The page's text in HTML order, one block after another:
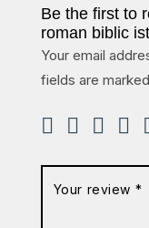
Be the first to
roman biblic
Your email
fields are marked